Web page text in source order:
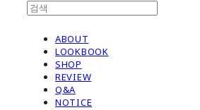
ABOUT
LOOKBOOK
SHOP
REVIEW
Q&A
NOTICE